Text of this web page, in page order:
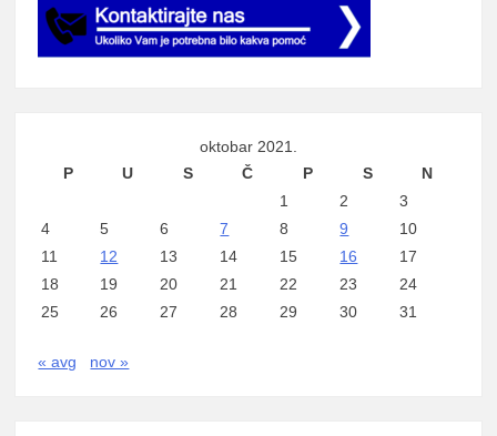
oktobar 2021.
P
U S Č P S
N
1
2
3
4
5 6 7 8 9
10
11
12 13 14 15 16
17
18
19 20 21 22 23
24
25
26 27 28 29 30 31
« avg nov »